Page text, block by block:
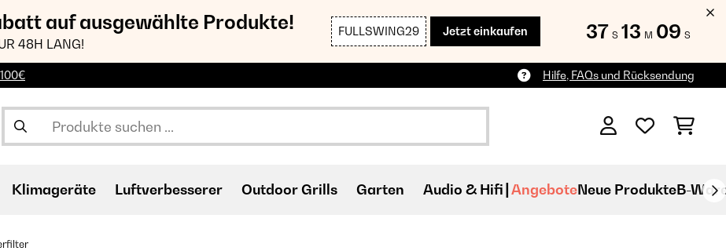
auf ausgewählte Produkte!
48H LANG!
FULLSWING29 Jetzt einkaufen 37 S 13 M 07 S
Hilfe, FAQs und Rücksendung
Klimageräte Luftverbesserer Outdoor Grills Garten Audio & Hifi AngeboteNeue ProdukteB-